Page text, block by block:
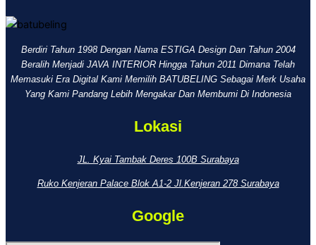
Berdiri Tahun 1998 Dengan Nama ESTIGA Design Dan Tahun 2004
Beralih Menjadi JAVA INTERIOR Hingga Tahun 2011 Dimana Telah
Memasuki Era Digital Kami Memilih BATUBELING Sebagai Merk Usaha
Yang Kami Pandang Lebih Mengakar Dan Membumi Di Indonesia
Lokasi
JL. Kyai Tambak Deres 100B Surabaya
Ruko Kenjeran Palace Blok A1-2 Jl.Kenjeran 278 Surabaya
Google